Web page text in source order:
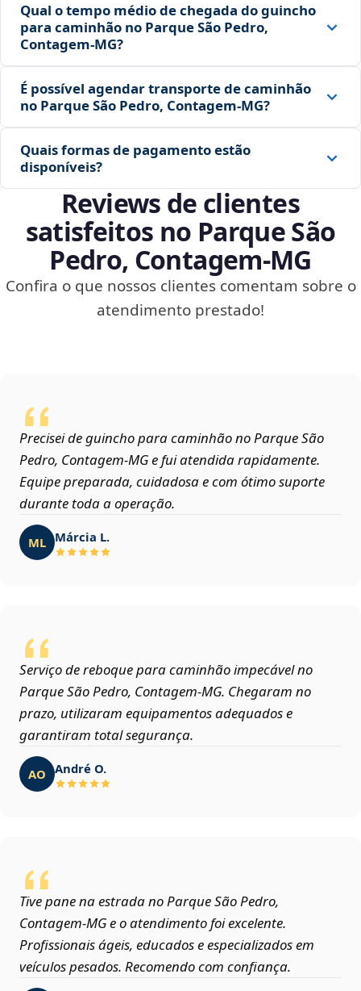
Qual o tempo médio de chegada do guincho
para caminhão no Parque São Pedro,
Contagem‑MG?
É possível agendar transporte de caminhão
no Parque São Pedro, Contagem‑MG?
Quais formas de pagamento estão
disponíveis?
Reviews de clientes
satisfeitos no Parque São
Pedro, Contagem‑MG
Confira o que nossos clientes comentam sobre o
atendimento prestado!
Precisei de guincho para caminhão no Parque São
Pedro, Contagem‑MG e fui atendida rapidamente.
Equipe preparada, cuidadosa e com ótimo suporte
durante toda a operação.
ML Márcia L.
Serviço de reboque para caminhão impecável no
Parque São Pedro, Contagem‑MG. Chegaram no
prazo, utilizaram equipamentos adequados e
garantiram total segurança.
AO André O.
Tive pane na estrada no Parque São Pedro,
Contagem‑MG e o atendimento foi excelente.
Profissionais ágeis, educados e especializados em
veículos pesados. Recomendo com confiança.